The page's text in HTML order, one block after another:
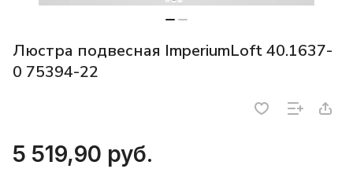
Люстра подвесная ImperiumLoft 40.1637-
0 75394-22
5 519,90 руб.